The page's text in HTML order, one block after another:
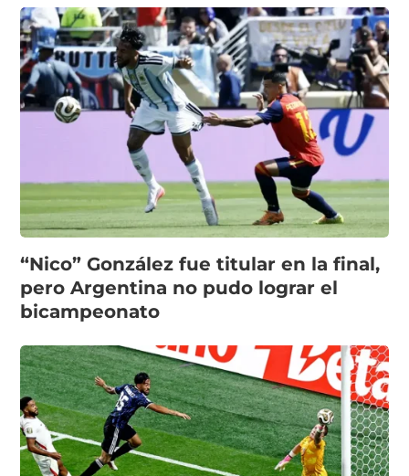
“Nico” González fue titular en la final,
pero Argentina no pudo lograr el
bicampeonato